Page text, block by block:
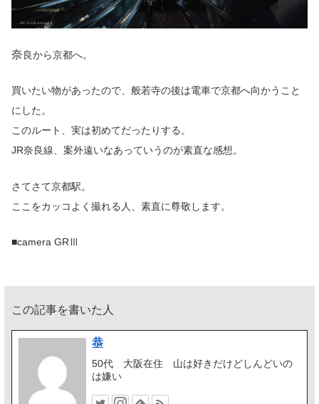
奈良から京都へ。
買いたい物があったので、般若寺の後は電車で京都へ向かうこと
にした。
このルート、実は初めてだったりする。
JR奈良線、案外遠いなあっていうのが素直な感想。
さてさて京都駅。
ここをカッコよく撮れる人、素直に尊敬します。
■camera GRⅢ
この記事を書いた人
恭
50代 大阪在住 山は好きだけどしんどいの
は嫌い